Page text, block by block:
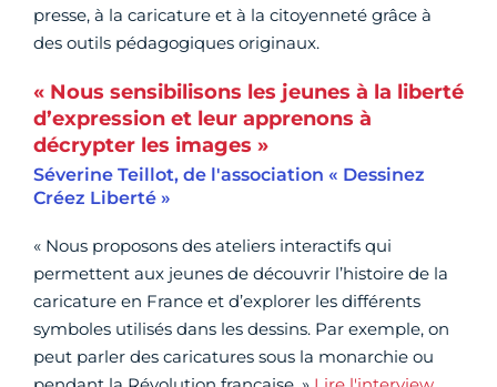
presse, à la caricature et à la citoyenneté grâce à
des outils pédagogiques originaux.
« Nous sensibilisons les jeunes à la liberté
d’expression et leur apprenons à
décrypter les images »
Séverine Teillot, de l'association « Dessinez
Créez Liberté »
« Nous proposons des ateliers interactifs qui
permettent aux jeunes de découvrir l’histoire de la
caricature en France et d’explorer les différents
symboles utilisés dans les dessins. Par exemple, on
peut parler des caricatures sous la monarchie ou